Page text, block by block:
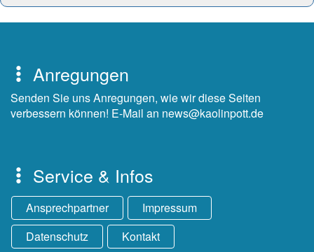
Anregungen
Senden Sie uns Anregungen, wie wir diese Seiten
verbessern können! E-Mail an news@kaolinpott.de
Service & Infos
Ansprechpartner
Impressum
Datenschutz
Kontakt